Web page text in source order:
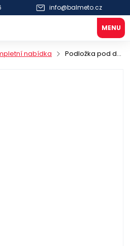
info@balmeto.cz
nabídka Podložka pod dort PAP 32cm bílá GC